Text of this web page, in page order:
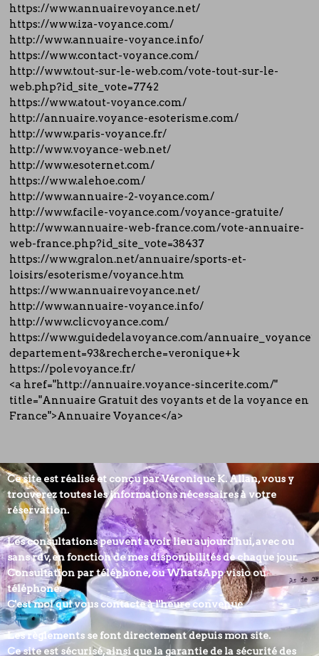
https://www.annuairevoyance.net/
https://www.iza-voyance.com/
http://www.annuaire-voyance.info/
https://www.contact-voyance.com/
http://www.tout-sur-le-web.com/vote-tout-sur-le-
web.php?id_site_vote=7742
https://www.atout-voyance.com/
http://annuaire.voyance-esoterisme.com/
http://www.paris-voyance.fr/
http://www.voyance-web.net/
http://www.esoternet.com/
https://www.alehoe.com/
http://www.annuaire-2-voyance.com/
http://www.facile-voyance.com/voyance-gratuite/
http://www.annuaire-web-france.com/vote-annuaire-
web-france.php?id_site_vote=38437
https://www.gralon.net/annuaire/sports-et-
loisirs/esoterisme/voyance.htm
https://www.annuairevoyance.net/
http://www.annuaire-voyance.info/
http://www.clicvoyance.com/
https://www.guidedelavoyance.com/annuaire_voyance?
departement=93&recherche=veronique+k
https://polevoyance.fr/
<a href="http://annuaire.voyance-sincerite.com/"
title="Annuaire Gratuit des voyants et de la voyance en
France">Annuaire Voyance</a>
Ce site est réalisé et conçu par Véronique K. Allan, vous y
trouverez toutes les informations nécessaires à votre
réservation.
Les consultations peuvent avoir lieu aujourd'hui, avec ou
sans rdv, en fonction de mes disponibilités de chaque jour.
Consultation par téléphone, ou WhatsApp visio ou
téléphone.
C'est moi qui vous contacte à l'heure convenue
Les règlements se font directement depuis mon site.
Ce site est sécurisé, ainsi que la garantie de la sécurité des